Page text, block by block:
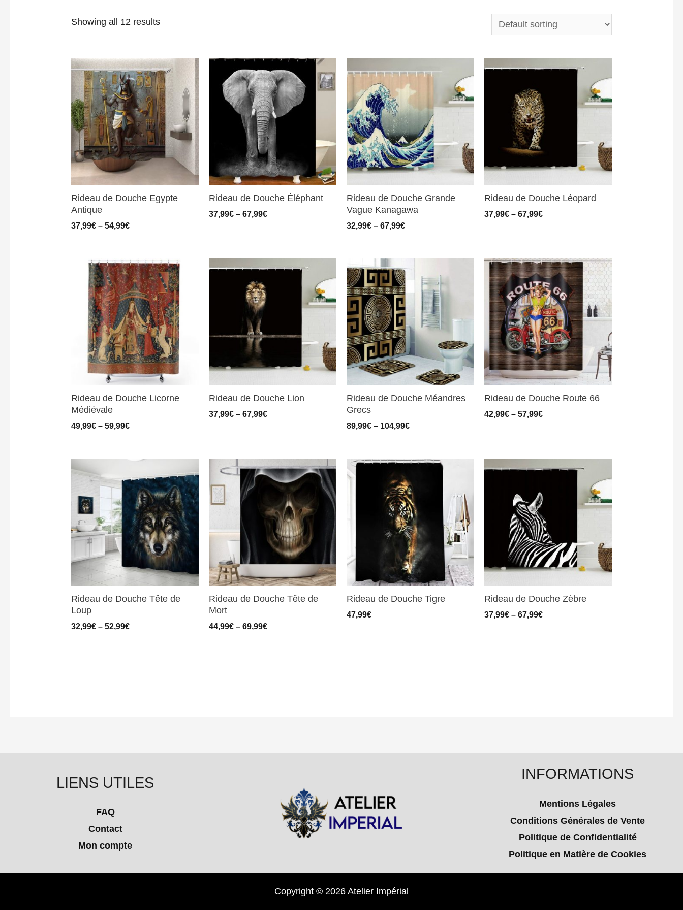
Showing all 12 results
Rideau de Douche Egypte
Antique
37,99€ –54,99€
Rideau de Douche Éléphant
37,99€ –67,99€
Rideau de Douche Grande
Vague Kanagawa
32,99€– 67,99€
Rideau de Douche Léopard
37,99€– 67,99€
Rideau de Douche Licorne
Médiévale
49,99€ –59,99€
Rideau de Douche Lion
37,99€ –67,99€
Rideau de Douche Méandres
Grecs
89,99€– 104,99€
Rideau de Douche Route 66
42,99€– 57,99€
Rideau de Douche Tête de
Loup
32,99€ –52,99€
Rideau de Douche Tête de
Mort
44,99€ –69,99€
Rideau de Douche Tigre
47,99€
Rideau de Douche Zèbre
37,99€– 67,99€
LIENS UTILES
FAQ
Contact
Mon compte
INFORMATIONS
Mentions Légales
Conditions Générales de Vente
Politique de Confidentialité
Politique en Matière de Cookies
Copyright © 2026 Atelier Impérial